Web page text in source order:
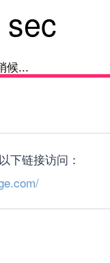
sec
候...
下链接访问：